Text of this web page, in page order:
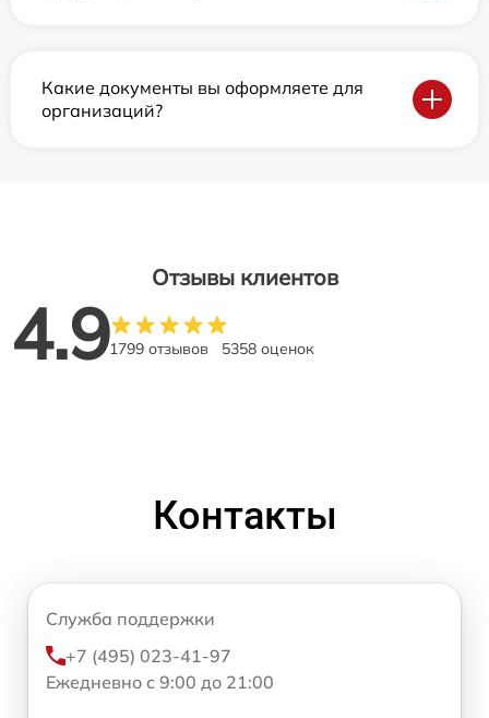
Какие документы вы оформляете для
организаций?
Отзывы клиентов
4.91799 отзывов 5358 оценок
Контакты
Служба поддержки
+7 (495) 023-41-97
Ежедневно с 9:00 до 21:00